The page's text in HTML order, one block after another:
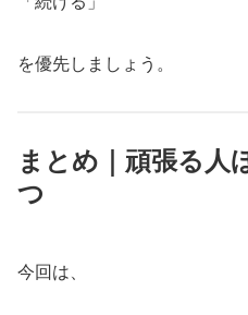
を優先しましょう。
まとめ｜頑張る人
つ
今回は、